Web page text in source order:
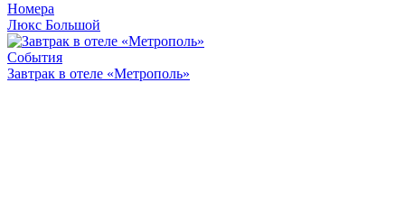
Номера
Люкс Большой
События
Завтрак в отеле «Метрополь»